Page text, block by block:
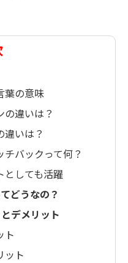
葉の意味
違いは？
違いは？
バックって何？
としても活躍
どうなの？
デメリット
ト
ット